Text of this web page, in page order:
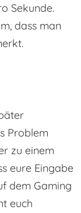
Sekunde.
dass man
Problem
zu einem
eure Eingabe
dem Gaming
euch